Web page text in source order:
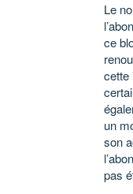
Le
ce
cette
un
son
pas